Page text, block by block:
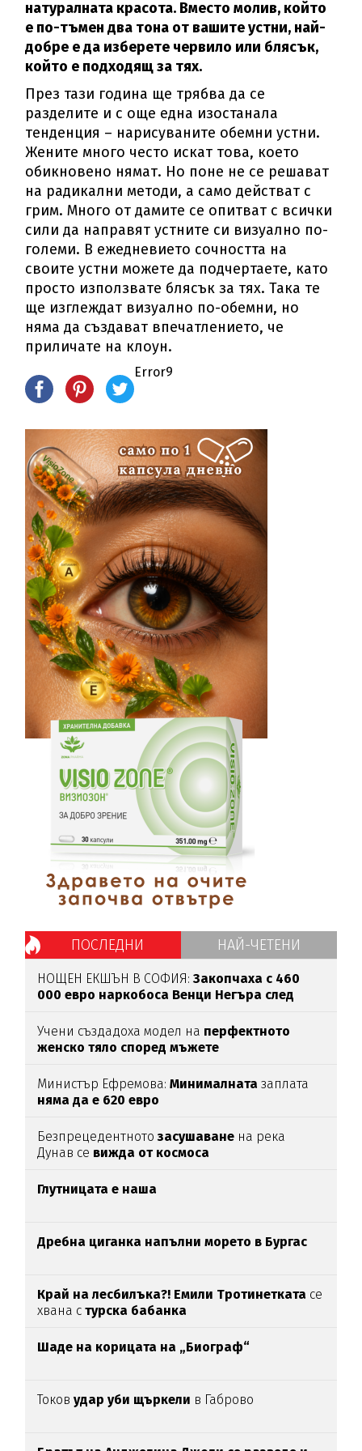
натуралната красота. Вместо молив, който
е по-тъмен два тона от вашите устни, най-
добре е да изберете червило или блясък,
който е подходящ за тях.
През тази година ще трябва да се
разделите и с още една изостанала
тенденция – нарисуваните обемни устни.
Жените много често искат това, което
обикновено нямат. Но поне не се решават
на радикални методи, а само действат с
грим. Много от дамите се опитват с всички
сили да направят устните си визуално по-
големи. В ежедневието сочността на
своите устни можете да подчертаете, като
просто използвате блясък за тях. Така те
ще изглеждат визуално по-обемни, но
няма да създават впечатлението, че
приличате на клоун.
Error9
ПОСЛЕДНИ НАЙ-ЧЕТЕНИ
НОЩЕН ЕКШЪН В СОФИЯ:Закопчаха с 460
000 евро наркобоса Венци Негъра след
Учени създадоха модел на перфектното
женско тяло според мъжете
Министър Ефремова:Минималната заплата
няма да е 620 евро
Безпрецедентнотозасушаване на река
Дунав се вижда от космоса
Глутницата е наша
Дребна циганка напълни морето в Бургас
Край на лесбилъка?! Емили Тротинетката се
хвана с турска бабанка
Шаде на корицата на „Биограф“
Токовудар уби щъркели в Габрово